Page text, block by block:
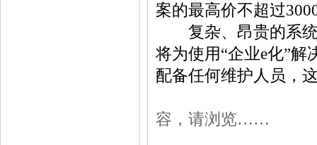
案的最高价不超过
复杂、昂贵的系统
将为使用“企业e化”
配备任何维护人员，
容，请浏览……